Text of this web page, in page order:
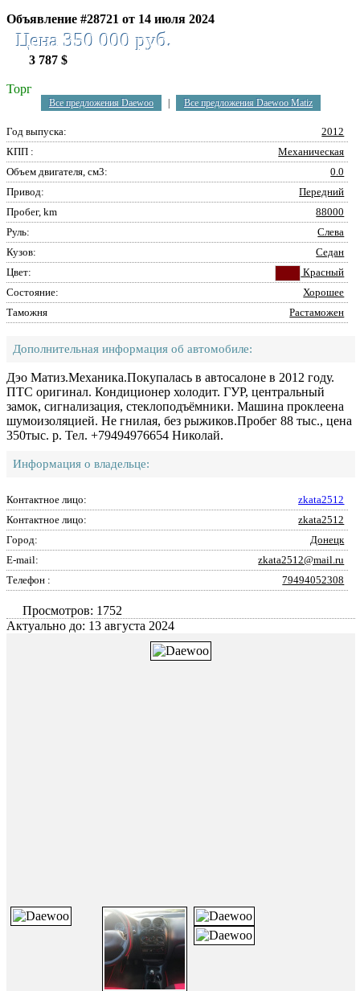
Объявление #28721 от 14 июля 2024
Цена 350 000 руб.
3 787 $
Торг
Все предложения Daewoo Все предложения Daewoo Matiz
Год выпуска:
2012
КПП :
Механическая
Объем двигателя, см3:
0.0
Привод:
Передний
Пробег, km
88000
Руль:
Слева
Кузов:
Седан
Цвет:
Красный
Состояние:
Хорошее
Таможня
Растаможен
Дополнительная информация об автомобиле:
Дэо Матиз.Механика.Покупалась в автосалоне в 2012 году.
ПТС оригинал. Кондиционер холодит. ГУР, центральный
замок, сигнализация, стеклоподъёмники. Машина проклеена
шумоизоляцией. Не гнилая, без рыжиков.Пробег 88 тыс., цена
350тыс. р. Тел. +79494976654 Николай.
Информация о владельце:
Контактное лицо:
zkata2512
Контактное лицо:
zkata2512
Город:
Донецк
E-mail:
zkata2512@mail.ru
Телефон :
79494052308
Просмотров: 1752
Актуально до: 13 августа 2024